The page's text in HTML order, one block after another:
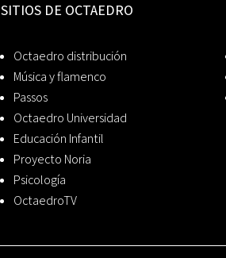
SITIOS DE OCTAEDRO
Octaedro distribución
Música y flamenco
Passos
Octaedro Universidad
Educación Infantil
Proyecto Noria
Psicología
OctaedroTV